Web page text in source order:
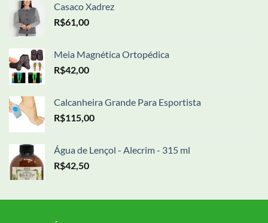
Casaco Xadrez
R$61,00
Meia Magnética Ortopédica
R$42,00
Calcanheira Grande Para Esportista
R$115,00
Água de Lençol - Alecrim - 315 ml
R$42,50